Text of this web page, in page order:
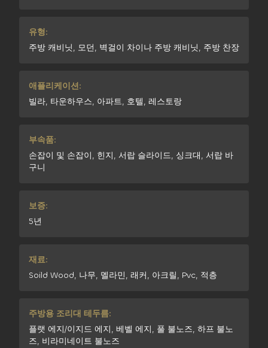
유형:
주방 캐비닛, 모던, 벽걸이 차이나 주방 캐비닛, 주방 찬장
애플리케이션:
빌라, 타운하우스, 아파트, 호텔, 레스토랑
부속품:
손잡이 및 손잡이, 힌지, 서랍 슬라이드, 싱크대, 서랍 바
구니
보증:
5년
재료:
Soild Wood, 나무, 멜라민, 래커, 아크릴, Pvc, 적층
주방용 조리대 테두름:
플랫 에지/이지드 에지, 베벨 에지, 풀 불노즈, 하프 불노
즈, 비라미네이트 불노즈